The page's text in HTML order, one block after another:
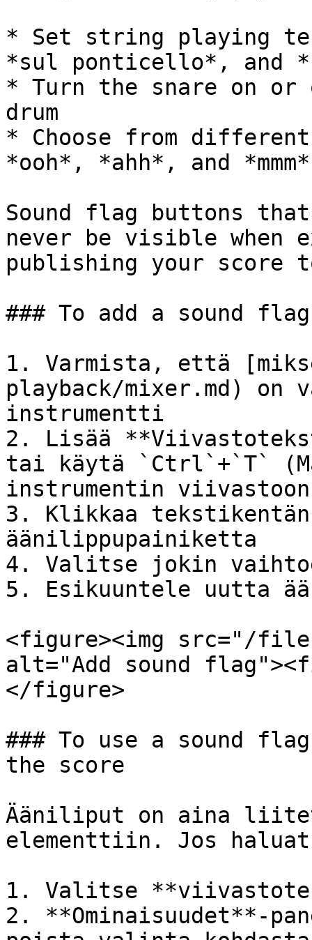
* Set string playing
*sul ponticello*, and
* Turn the snare on or
drum
* Choose from
*ooh*, *ahh*, and *mmm*
Sound flag buttons
never be visible
publishing your score
### To add a sound flag
1. Varmista, että
playback/mixer.md) on
instrumentti
2. Lisää
tai käytä `Ctrl`+`T`
instrumentin viivastoon
3. Klikkaa
äänilippupainiketta
4. Valitse jokin
5. Esikuuntele uutta
<figure><img src="/files/
alt="Add sound
</figure>
### To use a sound
the score
Ääniliput on aina
elementtiin. Jos
1. Valitse
2. **Ominaisuudet**-